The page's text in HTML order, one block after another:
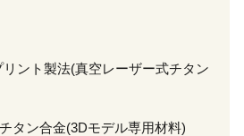
ント製法(真空レーザー式チタン
タン合金(3Dモデル専用材料)